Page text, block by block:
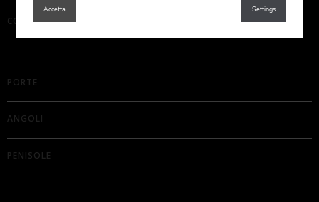
COMPONENTI
PORTE
ANGOLI
PENISOLE
Accetta Settings